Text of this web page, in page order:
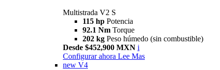
Multistrada V2 S
115 hp Potencia
92.1 Nm Torque
202 kg Peso húmedo (sin combustible)
Desde $452,900 MXN i
Configurar ahora Lee Mas
new V4